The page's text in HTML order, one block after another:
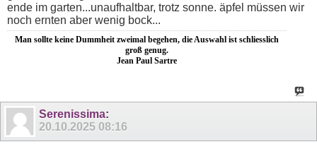
ende im garten...unaufhaltbar, trotz sonne. äpfel müssen wir
noch ernten aber wenig bock...
Man sollte keine Dummheit zweimal begehen, die Auswahl ist schliesslich
groß genug.
Jean Paul Sartre
Serenissima:
20.10.2025 08:16